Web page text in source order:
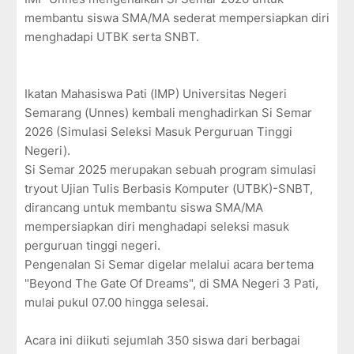
membantu siswa SMA/MA sederat mempersiapkan diri
menghadapi UTBK serta SNBT.
Ikatan Mahasiswa Pati (IMP) Universitas Negeri
Semarang (Unnes) kembali menghadirkan Si Semar
2026 (Simulasi Seleksi Masuk Perguruan Tinggi
Negeri).
Si Semar 2025 merupakan sebuah program simulasi
tryout Ujian Tulis Berbasis Komputer (UTBK)-SNBT,
dirancang untuk membantu siswa SMA/MA
mempersiapkan diri menghadapi seleksi masuk
perguruan tinggi negeri.
Pengenalan Si Semar digelar melalui acara bertema
"Beyond The Gate Of Dreams", di SMA Negeri 3 Pati,
mulai pukul 07.00 hingga selesai.
Acara ini diikuti sejumlah 350 siswa dari berbagai